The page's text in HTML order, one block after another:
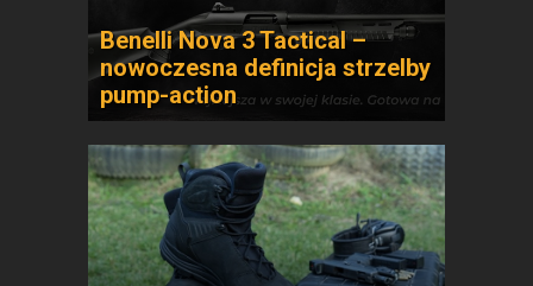
Benelli Nova 3 Tactical –
nowoczesna definicja strzelby
pump-action